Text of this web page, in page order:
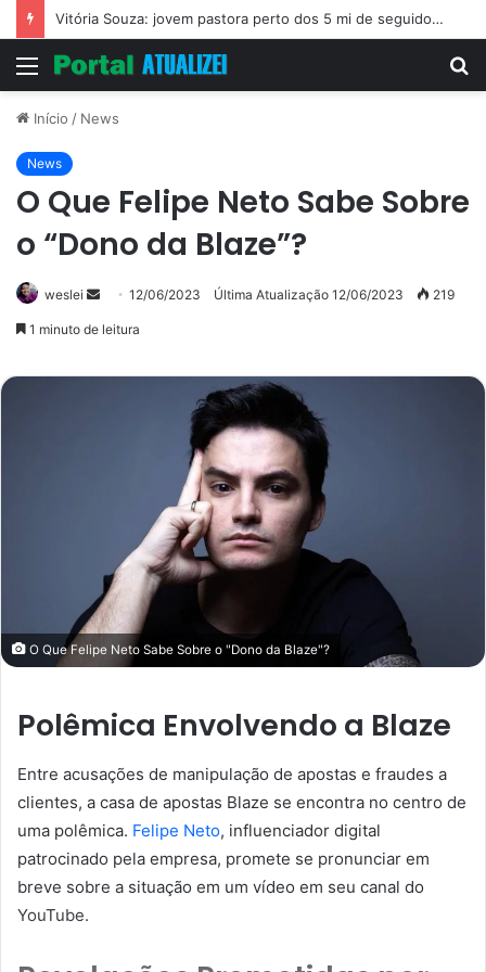
Vitória Souza: jovem pastora perto dos 5 mi de seguidores na web
Menu
Início / News
News
O Que Felipe Neto Sabe Sobre
o “Dono da Blaze”?
weslei
Mande12/06/2023 Última Atualização 12/06/2023 219
1 minuto de leitura
O Que Felipe Neto Sabe Sobre o "Dono da Blaze"?
Polêmica Envolvendo a Blaze
Entre acusações de manipulação de apostas e fraudes a
clientes, a casa de apostas Blaze se encontra no centro de
uma polêmica. Felipe Neto, influenciador digital
patrocinado pela empresa, promete se pronunciar em
breve sobre a situação em um vídeo em seu canal do
YouTube.